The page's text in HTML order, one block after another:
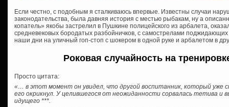
Если честно, с подобным я сталкиваюсь впервые. Известны случаи
законодательства, была давняя история с местью рыбакам, ну а
копатель» якобы застрелил в Пушкине полицейского из арбалета,
средневековых бородатых разбойничков, с самострелами поджидающих
наши дни на уличный гоп-стоп с шокером в одной руке и арбалетом в
Роковая случайность на
Просто цитата:
«… в этот момент он увидел, что другой воспитанник, который уже
его окрикнул. У целившегося от неожиданности сорвалась тетива и
идущего ***.